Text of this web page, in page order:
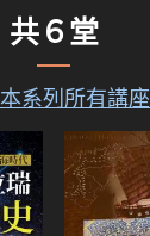
６堂
系列所有講座